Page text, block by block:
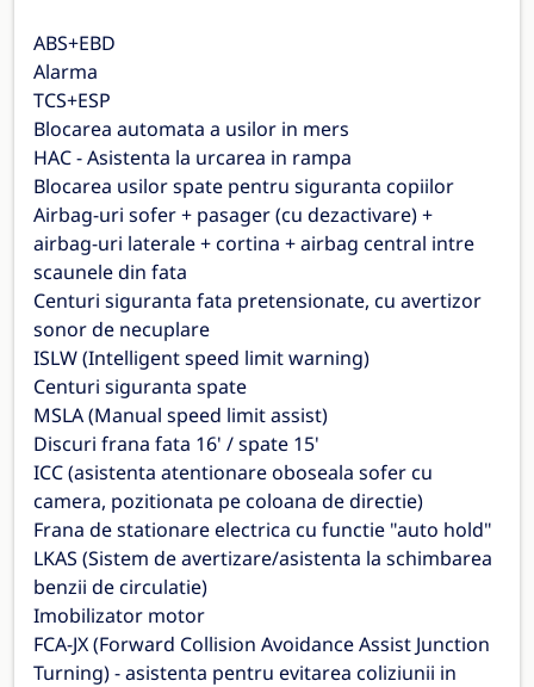
ABS+EBD
Alarma
TCS+ESP
Blocarea automata a usilor in mers
HAC - Asistenta la urcarea in rampa
Blocarea usilor spate pentru siguranta copiilor
Airbag-uri sofer + pasager (cu dezactivare) +
airbag-uri laterale + cortina + airbag central intre
scaunele din fata
Centuri siguranta fata pretensionate, cu avertizor
sonor de necuplare
ISLW (Intelligent speed limit warning)
Centuri siguranta spate
MSLA (Manual speed limit assist)
Discuri frana fata 16' / spate 15'
ICC (asistenta atentionare oboseala sofer cu
camera, pozitionata pe coloana de directie)
Frana de stationare electrica cu functie "auto hold"
LKAS (Sistem de avertizare/asistenta la schimbarea
benzii de circulatie)
Imobilizator motor
FCA-JX (Forward Collision Avoidance Assist Junction
Turning) - asistenta pentru evitarea coliziunii in